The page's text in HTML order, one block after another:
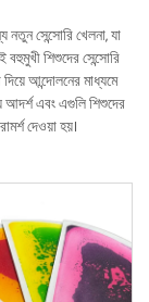
সেন্সোরি খেলনা, যা
শিশুদের সেন্সোরি
আন্দোলনের মাধ্যমে
আদর্শ এবং এগুলি শিশুদের
দেওয়া হয়।